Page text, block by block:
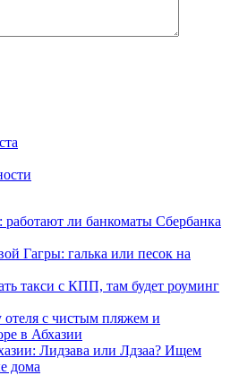
работают ли банкоматы Сбербанка
Гагры: галька или песок на
такси с КПП, там будет роуминг
с чистым пляжем и
в Абхазии
Лидзава или Лдзаа? Ищем
дома